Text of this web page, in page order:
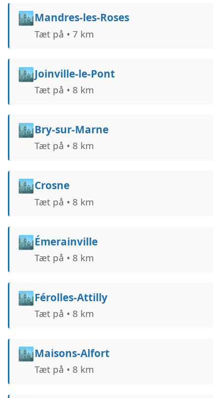
🏙️Mandres-les-Roses
Tæt på • 7 km
🏙️Joinville-le-Pont
Tæt på • 8 km
🏙️Bry-sur-Marne
Tæt på • 8 km
🏙️Crosne
Tæt på • 8 km
🏙️Émerainville
Tæt på • 8 km
🏙️Férolles-Attilly
Tæt på • 8 km
🏙️Maisons-Alfort
Tæt på • 8 km